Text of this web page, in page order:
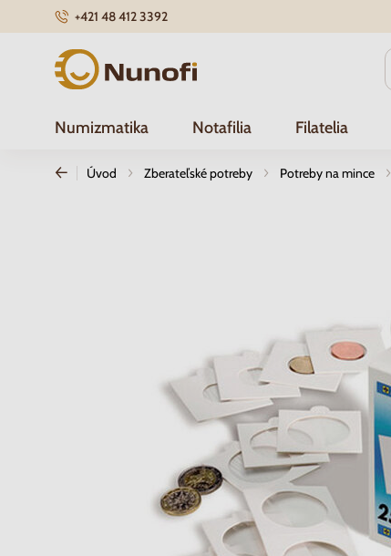
+421 48 412 3392
Nunofi.sk
Numizmatika Notafilia Filatelia
Úvod Zberateľské potreby Potreby na mince